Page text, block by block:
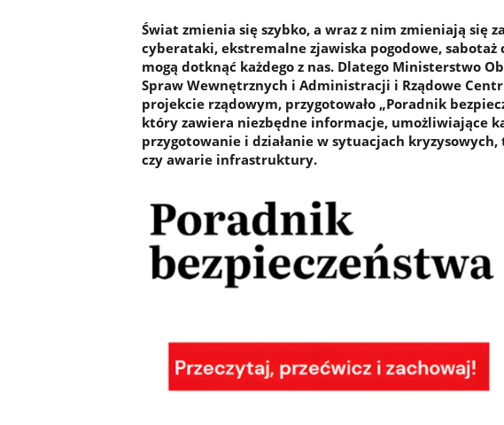
Świat zmienia się szybko, a wraz z nim zmieniają się
cyberataki, ekstremalne zjawiska pogodowe,
mogą dotknąć każdego z nas. Dlatego Ministerstwo
Spraw Wewnętrznych i Administracji i Rządowe
projekcie rządowym, przygotowało „Poradnik
który zawiera niezbędne informacje, umożliwiające
przygotowanie i działanie w sytuacjach
czy awarie infrastruktury.